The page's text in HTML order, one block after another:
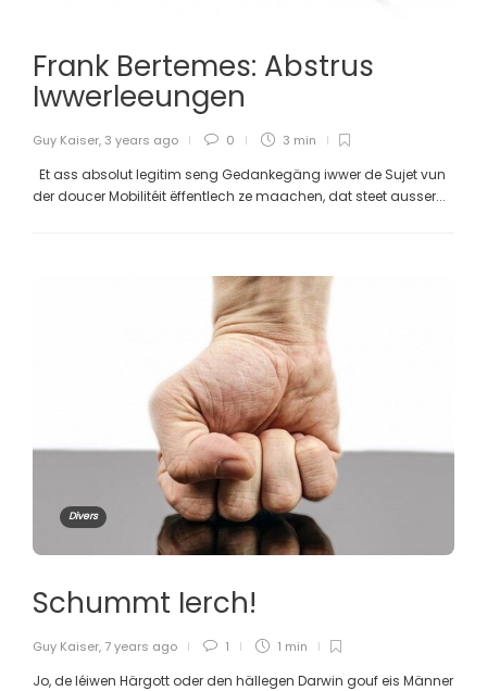
Frank Bertemes: Abstrus
Iwwerleeungen
Guy Kaiser, 3 years ago 0 3 min
Et ass absolut legitim seng Gedankegäng iwwer de Sujet vun
der doucer Mobilitéit ëffentlech ze maachen, dat steet ausser...
Divers
Schummt Ierch!
Guy Kaiser, 7 years ago 1 1 min
Jo, de léiwen Härgott oder den hällegen Darwin gouf eis Männer